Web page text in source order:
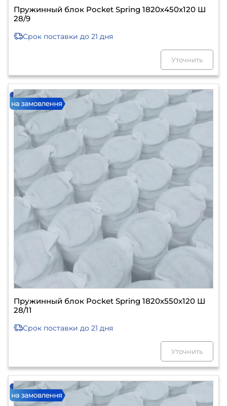
Пружинный блок Pocket Spring 1820х450х120 Ш
28/9
Срок поставки до 21 дня
Уточнить
Пружинный блок Pocket Spring 1820х550х120 Ш
28/11
Срок поставки до 21 дня
Уточнить